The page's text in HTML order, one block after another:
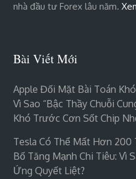
nhà đầu tư Forex lâu năm.
Bài Viết Mới
Apple Đối Mặt Bài Toán
Vì Sao “bậc Thầy Chuỗi
Khó Trước Cơn Sốt Chip
Tesla Có Thể Mất Hơn 200
Bố Tăng Mạnh Chi Tiêu: Vì
Ứng Quyết Liệt?